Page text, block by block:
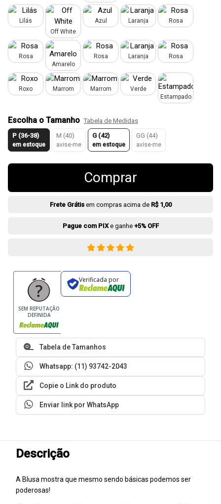
Lilás
Off White
Azul Laranja Rosa
Rosa
Amarelo
Rosa Laranja Rosa
Roxo Marrom Marrom
Verde
Estampado
Escolha o Tamanho Tabela de Medidas
P (36-38)
em estoque
M (40)
avise-me
G (42)
em estoque
GG (44)
avise-me
Comprar
Frete Grátisem compras acima de R$ 1,00
Pague com PIXe ganhe +5% OFF
SEM REPUTAÇÃO
DEFINIDA
Verificada por
Tabela de Tamanhos
Whatsapp: (11) 93742-2043
Copie o Link do produto
Enviar link por WhatsApp
Descrição
A Blusa mostra que mesmo sendo básicas podemos ser
poderosas!